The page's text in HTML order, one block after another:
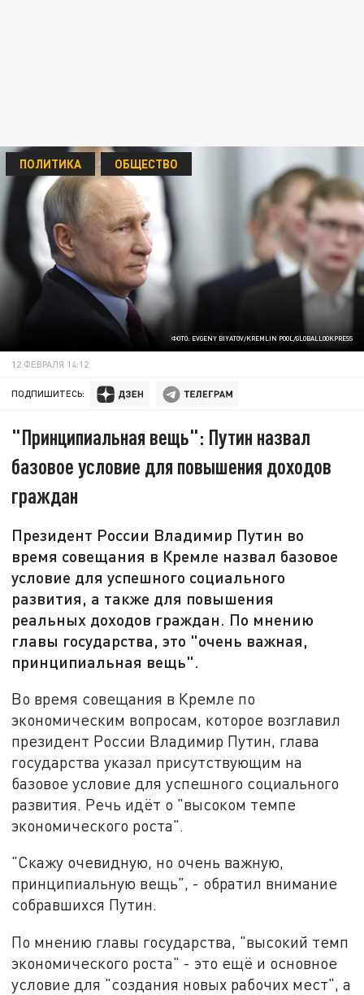
ФОТО: EVGENY BIYATOV/KREMLIN POOL/GLOBALLOOKPRESS
ПОЛИТИКА ОБЩЕСТВО
12 ФЕВРАЛЯ 14:12
ПОДПИШИТЕСЬ:
"Принципиальная вещь": Путин назвал
базовое условие для повышения доходов
граждан
Президент России Владимир Путин во
время совещания в Кремле назвал базовое
условие для успешного социального
развития, а также для повышения
реальных доходов граждан. По мнению
главы государства, это "очень важная,
принципиальная вещь".
Во время совещания в Кремле по
экономическим вопросам, которое возглавил
президент России Владимир Путин, глава
государства указал присутствующим на
базовое условие для успешного социального
развития. Речь идёт о "высоком темпе
экономического роста".
"Скажу очевидную, но очень важную,
принципиальную вещь", - обратил внимание
собравшихся Путин.
По мнению главы государства, "высокий темп
экономического роста" - это ещё и основное
условие для "создания новых рабочих мест", а